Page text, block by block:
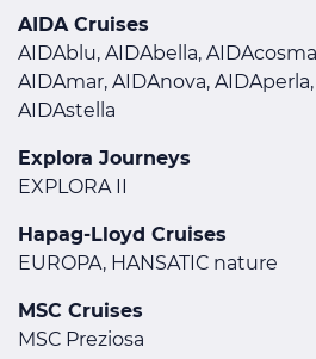
AIDA Cruises
AIDAblu, AIDAbella,
AIDAmar, AIDAnova,
AIDAstella
Explora Journeys
EXPLORA II
Hapag-Lloyd Cruises
EUROPA, HANSATIC nature
MSC Cruises
MSC Preziosa